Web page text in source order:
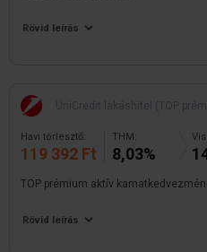
Rövid leírás
Havi törlesztő:
119 392 Ft
THM:
8,03%
TOP prémium aktív
Rövid leírás